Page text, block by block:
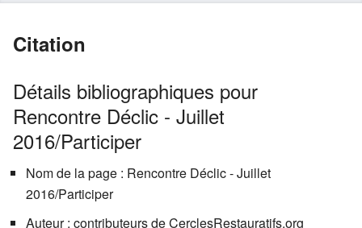
Citation
Détails bibliographiques pour
Rencontre Déclic - Juillet
2016/Participer
Nom de la page : Rencontre Déclic - Juillet
2016/Participer
Auteur : contributeurs de CerclesRestauratifs.org